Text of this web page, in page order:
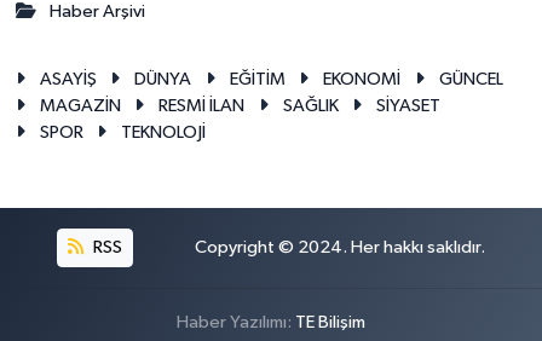
Haber Arşivi
ASAYİŞ DÜNYA EĞİTİM EKONOMİ
GÜNCEL
MAGAZİN
RESMİ İLAN SAĞLIK
SİYASET
SPOR
TEKNOLOJİ
RSS Copyright © 2024. Her hakkı saklıdır.
Haber Yazılımı: TE Bilişim